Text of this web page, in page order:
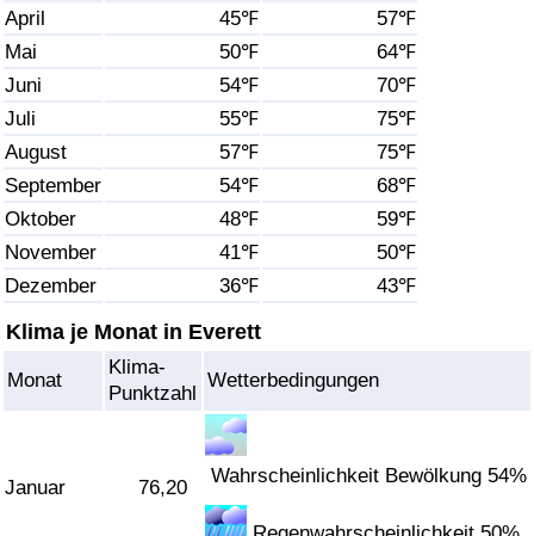
April
45℉
57℉
Mai
50℉
64℉
Juni
54℉
70℉
Juli
55℉
75℉
August
57℉
75℉
September
54℉
68℉
Oktober
48℉
59℉
November
41℉
50℉
Dezember
36℉ 43℉
Klima je Monat in Everett
Monat
Klima-
Punktzahl
Wetterbedingungen
Januar 76,20
Wahrscheinlichkeit Bewölkung 54%
Kriminalitäts-Index (aktuell)
Kriminalitäts-Index
Kriminalitätsindex nach Land
Gesundheitsversorgung
Gesundheitsversorgungs-Index (aktuell)
Gesundheitsversorgungs-Index nach Land
Umweltverschmutzung